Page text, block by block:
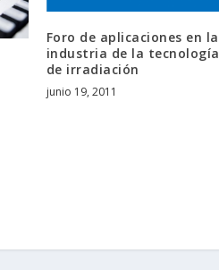
Foro de aplicaciones en la
industria de la tecnología
de irradiación
junio 19, 2011